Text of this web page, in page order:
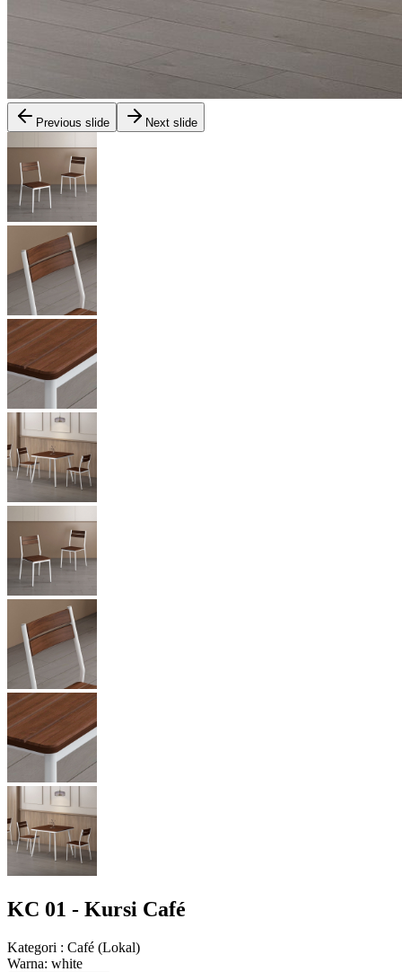
Previous slide Next slide
KC 01 - Kursi Café
Kategori : Café (Lokal)
Warna: white